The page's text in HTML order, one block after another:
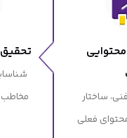
ساختار
فعلی
مخاطب